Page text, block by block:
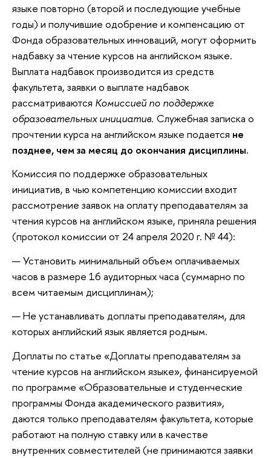
языке повторно (второй и последующие учебные
годы) и получившие одобрение и компенсацию от
Фонда образовательных инноваций, могут оформить
надбавку за чтение курсов на английском языке.
Выплата надбавок производится из средств
факультета, заявки о выплате надбавок
рассматриваются Комиссией по поддержке
образовательных инициатив. Служебная записка о
прочтении курса на английском языке подается не
позднее, чем за месяц до окончания дисциплины.
Комиссия по поддержке образовательных
инициатив, в чью компетенцию комиссии входит
рассмотрение заявок на оплату преподавателям за
чтения курсов на английском языке, приняла решения
(протокол комиссии от 24 апреля 2020 г. № 44):
— Установить минимальный объем оплачиваемых
часов в размере 16 аудиторных часа (суммарно по
всем читаемым дисциплинам);
— Не устанавливать доплаты преподавателям, для
которых английский язык является родным.
Доплаты по статье «Доплаты преподавателям за
чтение курсов на английском языке», финансируемой
по программе «Образовательные и студенческие
программы Фонда академического развития»,
даются только преподавателям факультета, которые
работают на полную ставку или в качестве
внутренних совместителей (не принимаются заявки